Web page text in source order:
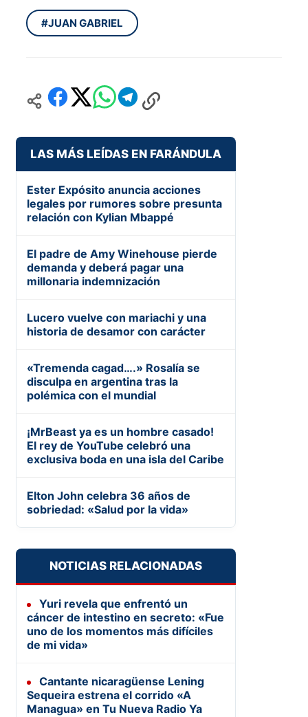
#JUAN GABRIEL
LAS MÁS LEÍDAS EN FARÁNDULA
Ester Expósito anuncia acciones
legales por rumores sobre presunta
relación con Kylian Mbappé
El padre de Amy Winehouse pierde
demanda y deberá pagar una
millonaria indemnización
Lucero vuelve con mariachi y una
historia de desamor con carácter
«Tremenda cagad….» Rosalía se
disculpa en argentina tras la
polémica con el mundial
¡MrBeast ya es un hombre casado!
El rey de YouTube celebró una
exclusiva boda en una isla del Caribe
Elton John celebra 36 años de
sobriedad: «Salud por la vida»
NOTICIAS RELACIONADAS
Yuri revela que enfrentó un
cáncer de intestino en secreto: «Fue
uno de los momentos más difíciles
de mi vida»
Cantante nicaragüense Lening
Sequeira estrena el corrido «A
Managua» en Tu Nueva Radio Ya